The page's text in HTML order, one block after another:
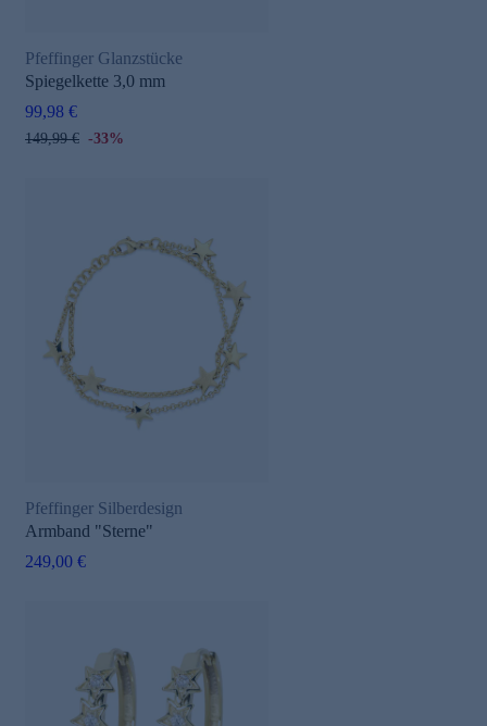
Pfeffinger Glanzstücke
Spiegelkette 3,0 mm
99,98 €
149,99 € -33%
Pfeffinger Silberdesign
Armband "Sterne"
249,00 €